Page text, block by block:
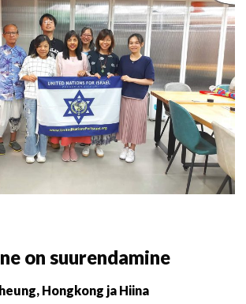
on suurendamine
Hongkong ja Hiina